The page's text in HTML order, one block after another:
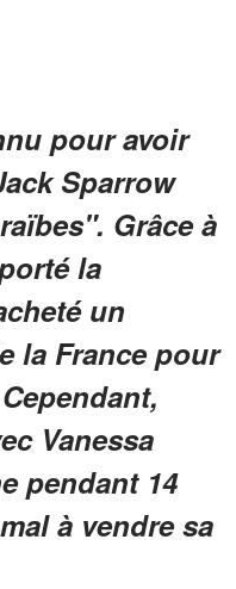
pour avoir
Sparrow
Grâce à
la
un
la France pour
Vanessa
pendant 14
à vendre sa